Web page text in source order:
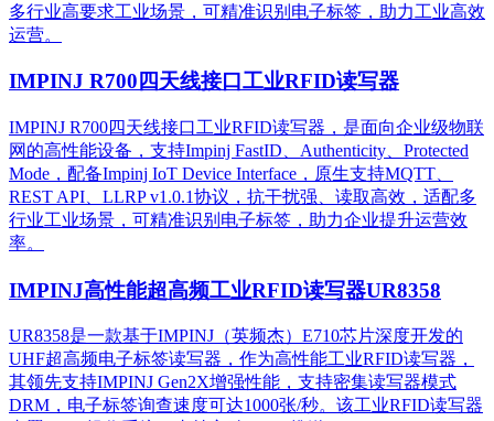
多行业高要求工业场景，可精准识别电子标签，助力工业高效
运营。​
IMPINJ R700四天线接口工业RFID读写器
IMPINJ R700四天线接口工业RFID读写器，是面向企业级物联
网的高性能设备，支持Impinj FastID、Authenticity、Protected
Mode，配备Impinj IoT Device Interface，原生支持MQTT、
REST API、LLRP v1.0.1协议，抗干扰强、读取高效，适配多
行业工业场景，可精准识别电子标签，助力企业提升运营效
率。
IMPINJ高性能超高频工业RFID读写器UR8358
UR8358是一款基于IMPINJ（英频杰）E710芯片深度开发的
UHF超高频电子标签读写器，作为高性能工业RFID读写器，
其领先支持IMPINJ Gen2X增强性能，支持密集读写器模式
DRM，电子标签询查速度可达1000张/秒。该工业RFID读写器